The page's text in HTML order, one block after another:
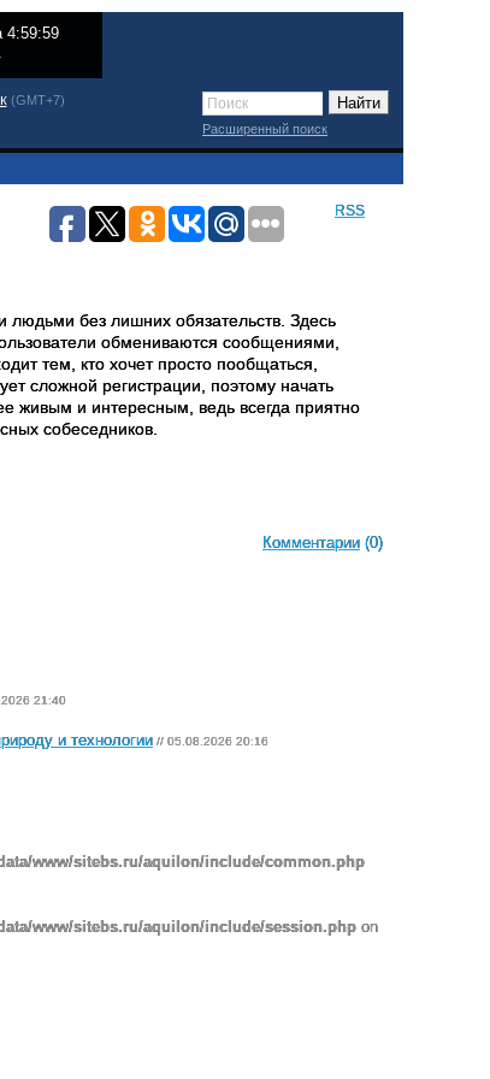
4:59:59
(GMT+7)
Расширенный поиск
RSS
без лишних обязательств. Здесь
обмениваются сообщениями,
тем, кто хочет просто пообщаться,
сложной регистрации, поэтому начать
живым и интересным, ведь всегда приятно
собеседников.
Комментарии (0)
21:40
и технологии // 05.08.2026 20:16
www/sitebs.ru/aquilon/include/common.php
www/sitebs.ru/aquilon/include/session.php on